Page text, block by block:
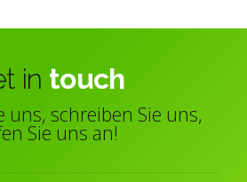
in touch
uns, schreiben Sie uns,
Sie uns an!